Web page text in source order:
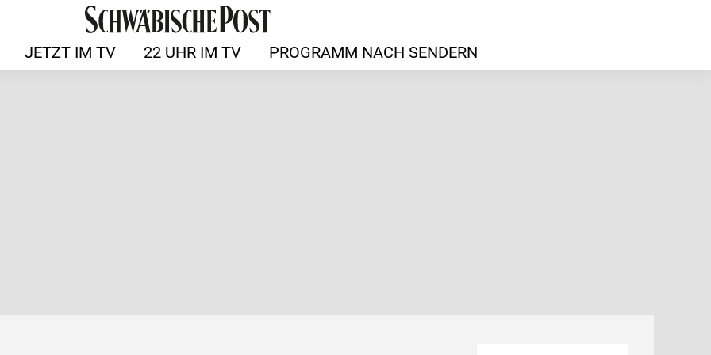
JETZT IM TV 22 UHR IM TV PROGRAMM NACH SENDERN